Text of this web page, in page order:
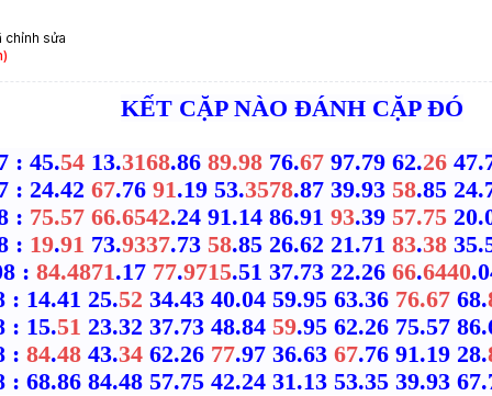
chỉnh sửa
KẾT CẶP NÀO ĐÁNH CẶP ĐÓ
: 45.5413.3168.86 89.9876.6797.79 62.26
: 24.42 67.76 91.19 53.3578.87 39.93 58.85
: 75.57 66.6542.24 91.14 86.91 93.39 57.75
: 19.91 73.9337.73 58.85 26.62 21.71 83.38
: 84.4871.17 77.9715.51 37.73 22.26 66.6440
: 14.41 25.52 34.43 40.04 59.95 63.36 76.6768.
: 15.51 23.32 37.73 48.8459.95 62.26 75.57
: 84.4843.3462.26 77.97 36.63 67.76 91.19 28.
: 68.86 84.48 57.75 42.24 31.13 53.35 39.93